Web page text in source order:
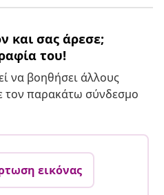
και σας άρεσε;
του!
να βοηθήσει άλλους
τον παρακάτω σύνδεσμο
εικόνας